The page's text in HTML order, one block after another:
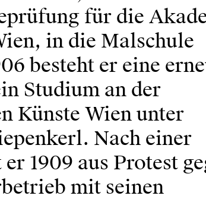
für die
in die Malschule
besteht er eine
Studium an der
Künste Wien unter
Nach einer
1909 aus Protest
mit seinen